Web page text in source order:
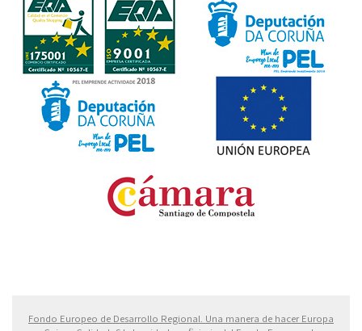
Fondo Europeo de Desarrollo Regional. Una manera de hacer Europa